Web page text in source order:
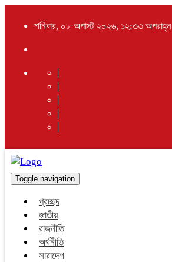
শনিবার, ০৮ অগাস্ট ২০২৬, ১২:৩৩ অপরাহ্ন
Toggle navigation
প্রচ্ছদ
জাতীয়
রাজনীতি
অর্থনীতি
সারাদেশ